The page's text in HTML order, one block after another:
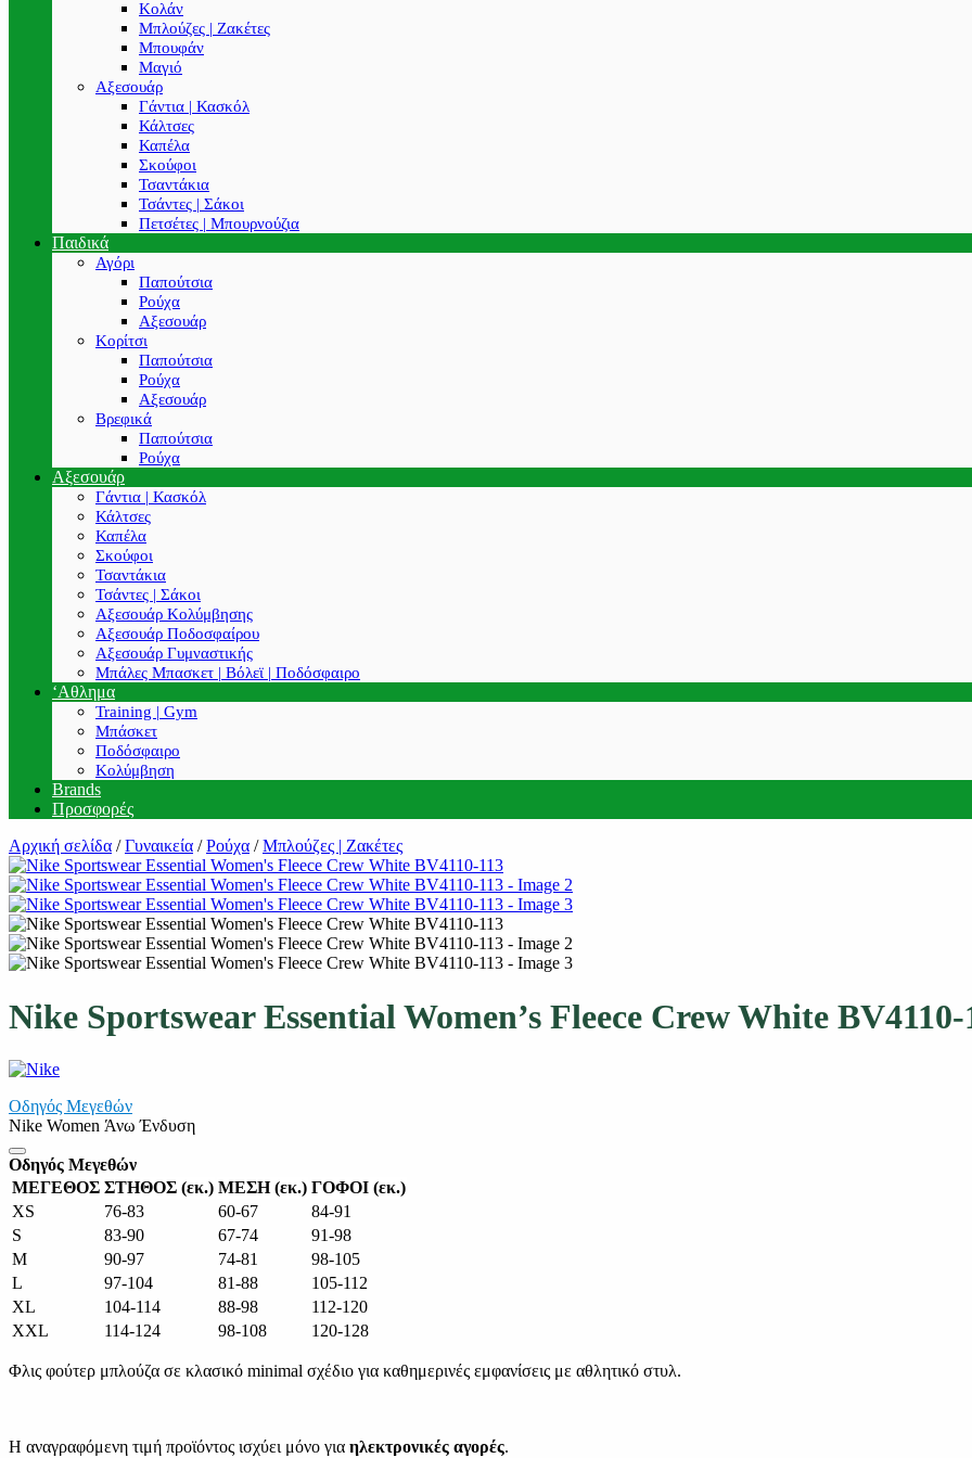
Κολάν
Μπλούζες | Ζακέτες
Μπουφάν
Μαγιό
Αξεσουάρ
Γάντια | Κασκόλ
Κάλτσες
Καπέλα
Σκούφοι
Τσαντάκια
Τσάντες | Σάκοι
Πετσέτες | Μπουρνούζια
Παιδικά
Αγόρι
Παπούτσια
Ρούχα
Αξεσουάρ
Κορίτσι
Παπούτσια
Ρούχα
Αξεσουάρ
Βρεφικά
Παπούτσια
Ρούχα
Αξεσουάρ
Γάντια | Κασκόλ
Κάλτσες
Καπέλα
Σκούφοι
Τσαντάκια
Τσάντες | Σάκοι
Αξεσουάρ Κολύμβησης
Αξεσουάρ Ποδοσφαίρου
Αξεσουάρ Γυμναστικής
Μπάλες Μπασκετ | Βόλεϊ | Ποδόσφαιρο
‘Αθλημα
Training | Gym
Μπάσκετ
Ποδόσφαιρο
Κολύμβηση
Brands
Προσφορές
Αρχική σελίδα / Γυναικεία / Ρούχα / Μπλούζες | Ζακέτες
Nike Sportswear Essential Women’s Fleece Crew White BV4110-
Οδηγός Μεγεθών
Nike Women Άνω Ένδυση
Οδηγός Μεγεθών
ΜΕΓΕΘΟΣ ΣΤΗΘΟΣ (εκ.) ΜΕΣΗ (εκ.) ΓΟΦΟΙ (εκ.)
XS
76-83 60-67
84-91
S
83-90 67-74
91-98
M
90-97 74-81
98-105
L
97-104 81-88
105-112
XL
104-114 88-98
112-120
XXL
114-124 98-108 120-128
Φλις φούτερ μπλούζα σε κλασικό minimal σχέδιο για καθημερινές εμφανίσεις με αθλητικό στυλ.
Η αναγραφόμενη τιμή προϊόντος ισχύει μόνο για ηλεκτρονικές αγορές.